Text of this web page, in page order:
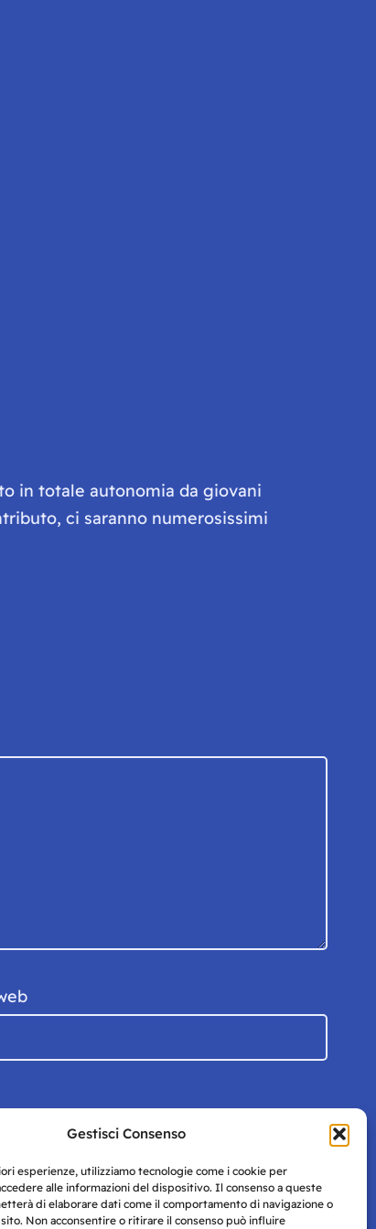
Gestisci Consenso
esperienze, utilizziamo tecnologie come i cookie per
alle informazioni del dispositivo. Il consenso a queste
di elaborare dati come il comportamento di navigazione o
Non acconsentire o ritirare il consenso può influire
in totale autonomia da giovani
ci saranno numerosissimi